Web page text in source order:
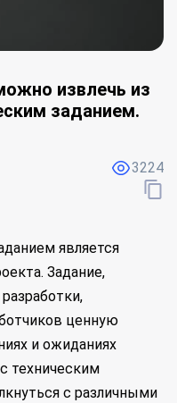
извлечь из
заданием.
3224
является
Задание,
ценную
и ожиданиях
техническим
с различными